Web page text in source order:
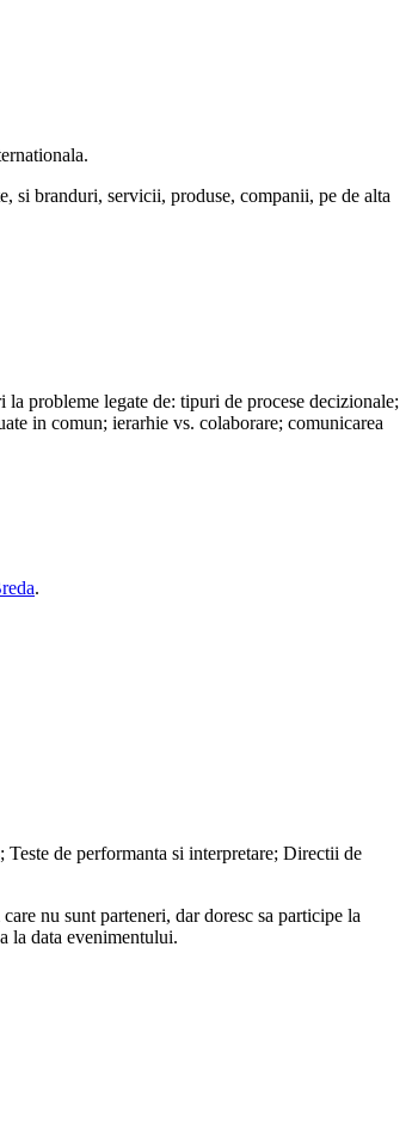
si branduri, servicii, produse, companii, pe de alta
probleme legate de: tipuri de procese decizionale;
in comun; ierarhie vs. colaborare; comunicarea
.
de performanta si interpretare; Directii de
nu sunt parteneri, dar doresc sa participe la
la data evenimentului.